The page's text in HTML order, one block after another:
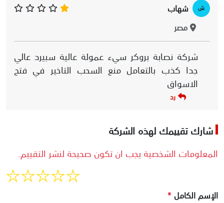
ش
شهاب
مصر
شركة نصابة بروكر سيء عمولة عالية سبيرد عالي
جدا كذب بالتعامل منع السحب التاخير في فتح
الاسواق
رد
شارك تقييمك لهذه الشركة
المعلومات الشخصية يجب ان تكون صحيحة لنشر التقييم.
الإسم الكامل *